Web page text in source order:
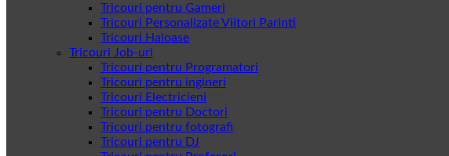
Tricouri pentru Gameri
Tricouri Personalizate Viitori Parinti
Tricouri Haioase
Tricouri Job-uri
Tricouri pentru Programatori
Tricouri pentru ingineri
Tricouri Electricieni
Tricouri pentru Doctori
Tricouri pentru fotografi
Tricouri pentru DJ